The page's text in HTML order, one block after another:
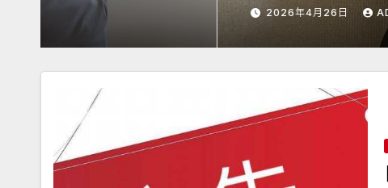
2026年4月26日